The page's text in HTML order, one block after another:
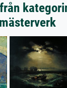
mästerverk